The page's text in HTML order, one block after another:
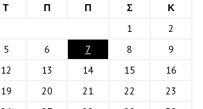
Τ Π Π Σ
Κ
1
2
5 6 7 8
9
12 13 14 15
16
19 20 21 22
23